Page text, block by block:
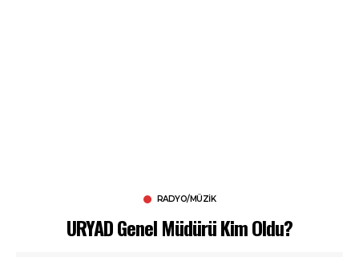
RADYO/MÜZIK
URYAD Genel Müdürü Kim Oldu?